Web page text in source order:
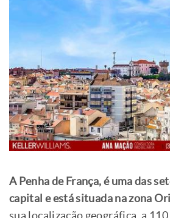
A Penha de França, é uma das
capital e está situada na zona
sua localização geográfica, a